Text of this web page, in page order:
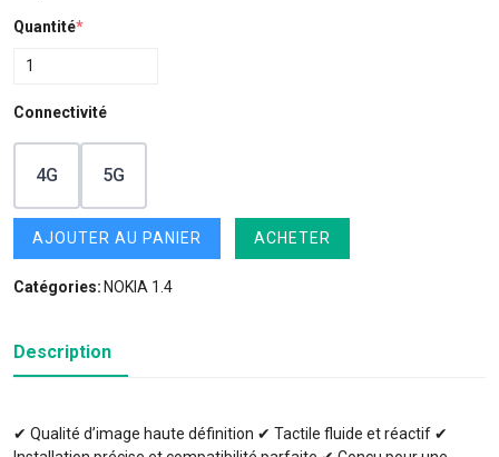
Quantité*
Connectivité
4G 5G
AJOUTER AU PANIER ACHETER
Catégories: NOKIA 1.4
Description
✔ Qualité d’image haute définition ✔ Tactile fluide et réactif ✔